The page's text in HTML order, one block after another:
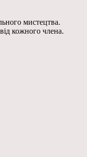
мистецтва.
кожного члена.